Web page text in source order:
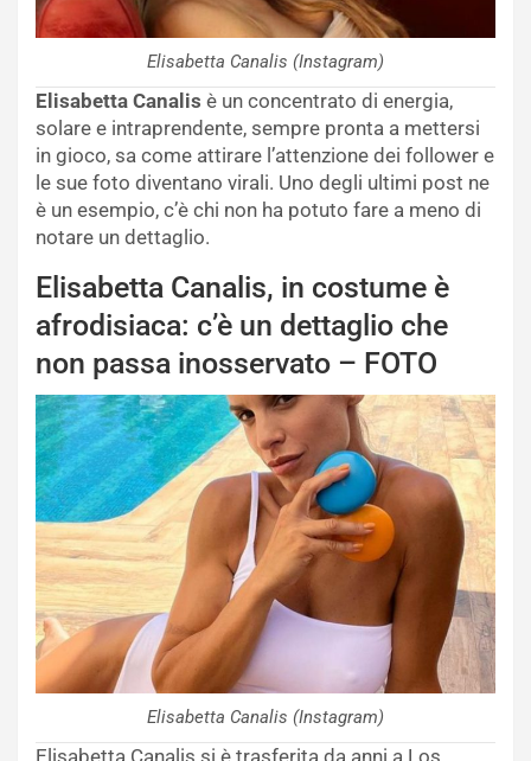
Elisabetta Canalis (Instagram)
Elisabetta Canalis è un concentrato di energia,
solare e intraprendente, sempre pronta a mettersi
in gioco, sa come attirare l’attenzione dei follower e
le sue foto diventano virali. Uno degli ultimi post ne
è un esempio, c’è chi non ha potuto fare a meno di
notare un dettaglio.
Elisabetta Canalis, in costume è
afrodisiaca: c’è un dettaglio che
non passa inosservato – FOTO
Elisabetta Canalis (Instagram)
Elisabetta Canalis si è trasferita da anni a Los